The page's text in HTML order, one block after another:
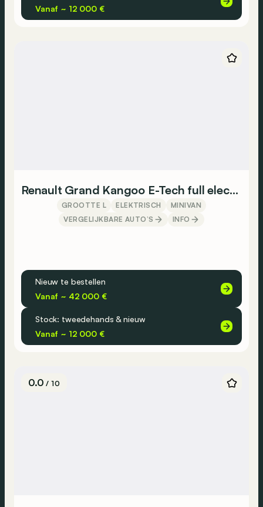
Vanaf ~ 12 000 €
Renault Grand Kangoo E-Tech full electric
GROOTTE L ELEKTRISCH
MINIVAN
VERGELIJKBARE AUTO’S
INFO
Nieuw te bestellen
Vanaf ~ 42 000 €
Stock: tweedehands & nieuw
Vanaf ~ 12 000 €
0.0/ 10